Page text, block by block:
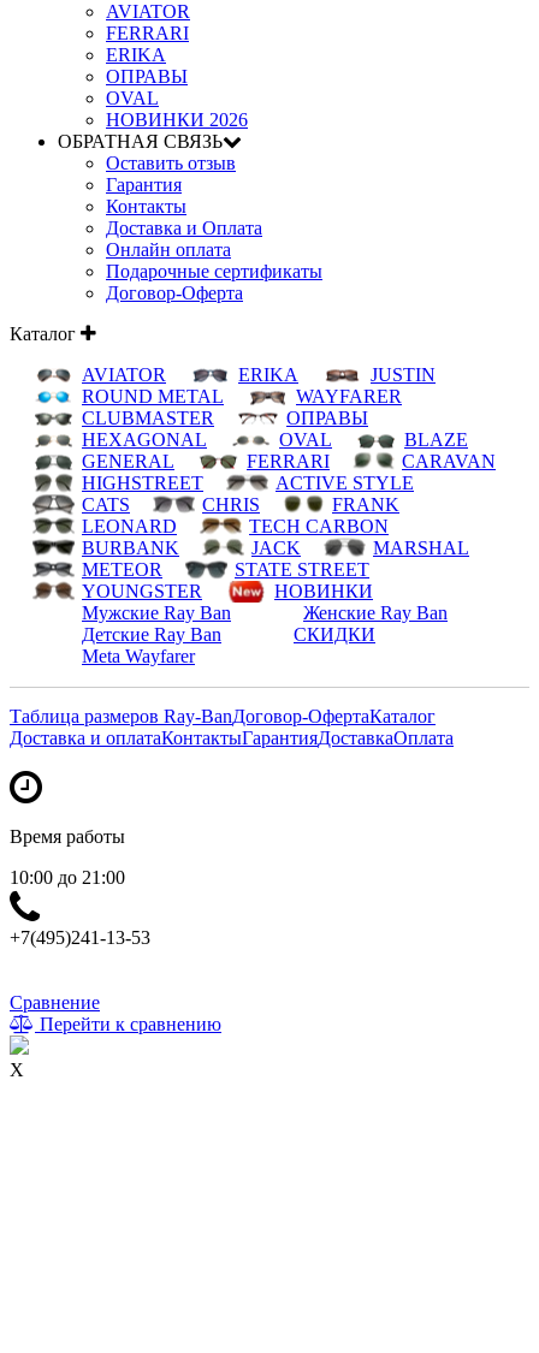
AVIATOR
FERRARI
ERIKA
ОПРАВЫ
OVAL
НОВИНКИ 2026
ОБРАТНАЯ СВЯЗЬ
Оставить отзыв
Гарантия
Контакты
Доставка и Оплата
Онлайн оплата
Подарочные сертификаты
Договор-Оферта
Каталог
AVIATOR
ERIKA
JUSTIN
ROUND METAL
WAYFARER
CLUBMASTER
ОПРАВЫ
HEXAGONAL
OVAL
BLAZE
GENERAL
FERRARI
CARAVAN
HIGHSTREET
ACTIVE STYLE
CATS
CHRIS
FRANK
LEONARD
TECH CARBON
BURBANK
JACK
MARSHAL
METEOR
STATE STREET
YOUNGSTER
НОВИНКИ
Мужские Ray Ban
Женские Ray Ban
Детские Ray Ban
СКИДКИ
Meta Wayfarer
Таблица размеров Ray-BanДоговор-ОфертаКаталог
Доставка и оплатаКонтактыГарантияДоставкаОплата
Время работы
10:00 до 21:00
+7(495)241-13-53
Сравнение
Перейти к сравнению
X